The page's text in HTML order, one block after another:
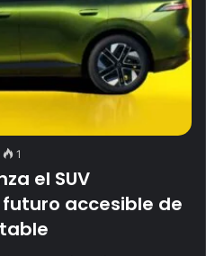
1
el SUV
futuro accesible de